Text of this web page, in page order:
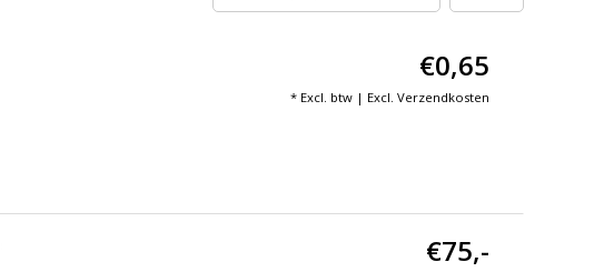
€0,65
* Excl. btw | Excl. Verzendkosten
€75,-